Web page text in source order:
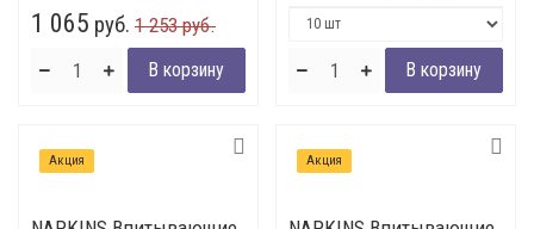
1 065 руб. 1 253 руб.
Акция Акция